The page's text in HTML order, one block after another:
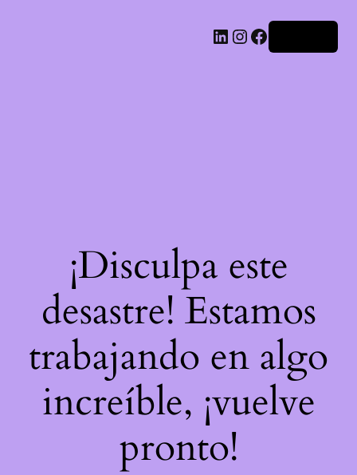
LinkedIn
Instagram
Facebook
¡Disculpa este
desastre! Estamos
trabajando en algo
increíble, ¡vuelve
pronto!